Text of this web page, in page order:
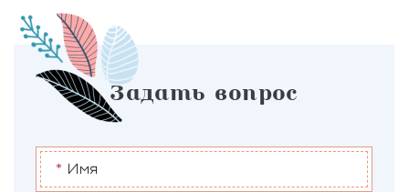
Задать вопрос